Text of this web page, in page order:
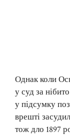
Однак коли
у суд за
у підсумку
врешті
тож дло 1897